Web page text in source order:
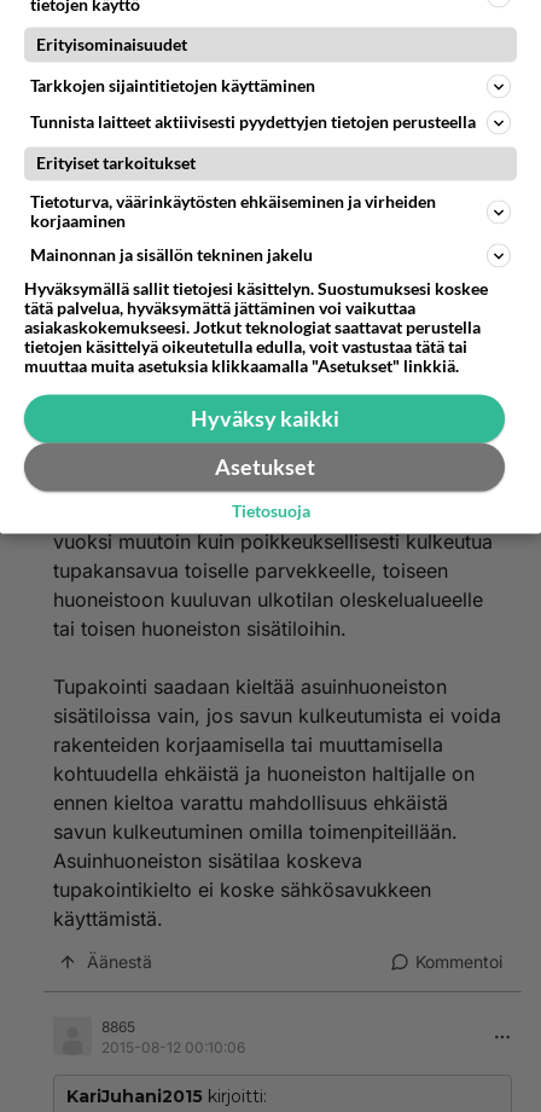
Tupakoida ei saa asunto-osakeyhtiön tai muun
asuinyhteisön yhteisissä ja yleisissä sisätiloissa
eikä perhepäivähoidon sisätiloissa
Asunto-osakeyhtiö tai muu asuinyhteisö saa
päätöksellään kieltää tupakoinnin hallitsemissaan
yhteisissä ulkotiloissa rakennuksen
ilmanottoaukkojen läheisyydessä, lasten
leikkialueella ja yhteisillä parvekkeilla.
Asunto-osakeyhtiö tai muu asuinyhteisö saa
lisäksi päätöksellään kieltää tupakoinnin
huoneistoon kuuluvalla parvekkeella, huoneiston
käytössä olevassa ulkotilassa tai huoneiston
sisätilassa, jos kunnan
terveydensuojeluviranomainen toteaa, että tilasta
voi sen rakenteiden ja muiden olosuhteiden
vuoksi muutoin kuin poikkeuksellisesti kulkeutua
tupakansavua toiselle parvekkeelle, toiseen
huoneistoon kuuluvan ulkotilan oleskelualueelle
tai toisen huoneiston sisätiloihin.
Tupakointi saadaan kieltää asuinhuoneiston
sisätiloissa vain, jos savun kulkeutumista ei voida
rakenteiden korjaamisella tai muuttamisella
kohtuudella ehkäistä ja huoneiston haltijalle on
ennen kieltoa varattu mahdollisuus ehkäistä
savun kulkeutuminen omilla toimenpiteillään.
Asuinhuoneiston sisätilaa koskeva
tupakointikielto ei koske sähkösavukkeen
käyttämistä.
Äänestä Kommentoi
8865
2015-08-12 00:10:06
KariJuhani2015 kirjoitti:
tietojen käyttö
Erityisominaisuudet
Tarkkojen sijaintitietojen käyttäminen
Tunnista laitteet aktiivisesti pyydettyjen tietojen perusteella
Erityiset tarkoitukset
Tietoturva, väärinkäytösten ehkäiseminen ja virheiden
korjaaminen
Mainonnan ja sisällön tekninen jakelu
Hyväksymällä sallit tietojesi käsittelyn. Suostumuksesi koskee
tätä palvelua, hyväksymättä jättäminen voi vaikuttaa
asiakaskokemukseesi. Jotkut teknologiat saattavat perustella
tietojen käsittelyä oikeutetulla edulla, voit vastustaa tätä tai
muuttaa muita asetuksia klikkaamalla "Asetukset" linkkiä.
Hyväksy kaikki
Asetukset
Tietosuoja